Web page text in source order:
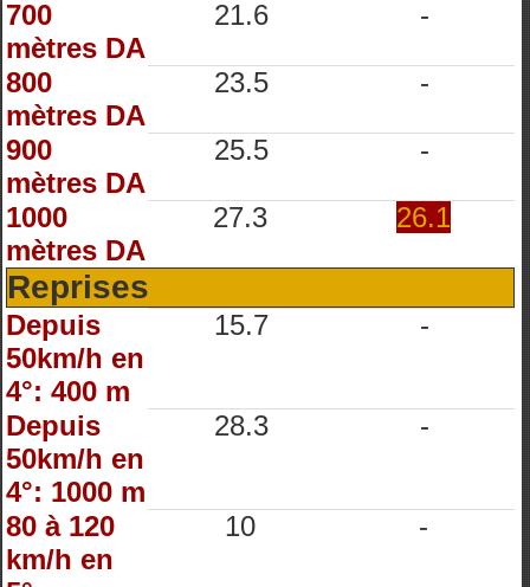
700
mètres DA
21.6 -
800
mètres DA
23.5 -
900
mètres DA
25.5 -
1000
mètres DA
27.3 26.1
Reprises
Depuis
50km/h en
4°: 400 m
15.7 -
Depuis
50km/h en
4°: 1000 m
28.3 -
80 à 120
km/h en
10 -